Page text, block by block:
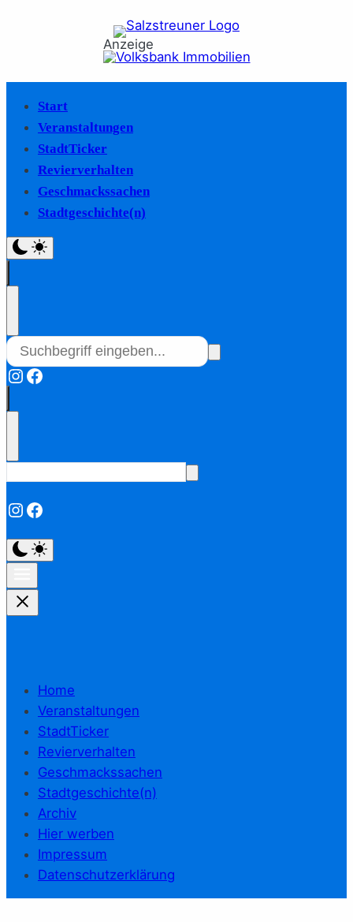
Anzeige
Start
Veranstaltungen
StadtTicker
Revierverhalten
Geschmackssachen
Stadtgeschichte(n)
Instagram
Facebook
Instagram
Facebook
Home
Veranstaltungen
StadtTicker
Revierverhalten
Geschmackssachen
Stadtgeschichte(n)
Archiv
Hier werben
Impressum
Datenschutzerklärung